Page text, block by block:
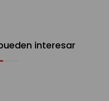
interesar